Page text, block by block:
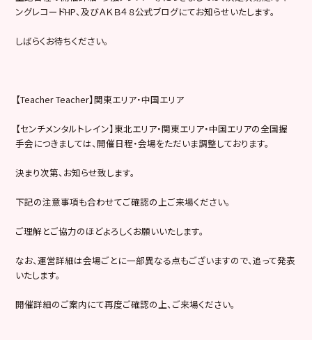
ングレコードHP、及びＡＫＢ４８公式ブログにてお知らせいたします。
しばらくお待ちください。
【Teacher Teacher】関東エリア・中国エリア
【センチメンタルトレイン】東北エリア・関東エリア・中国エリアの全国握
手会につきましては、開催日程・会場をただいま調整しております。
決まり次第、お知らせ致します。
下記の注意事項も合わせてご確認の上ご来場ください。
ご理解とご協力のほどよろしくお願いいたします。
なお、運営詳細は会場ごとに一部異なる点もございますので、追って発表
いたします。
開催詳細のご案内にて再度ご確認の上、ご来場ください。